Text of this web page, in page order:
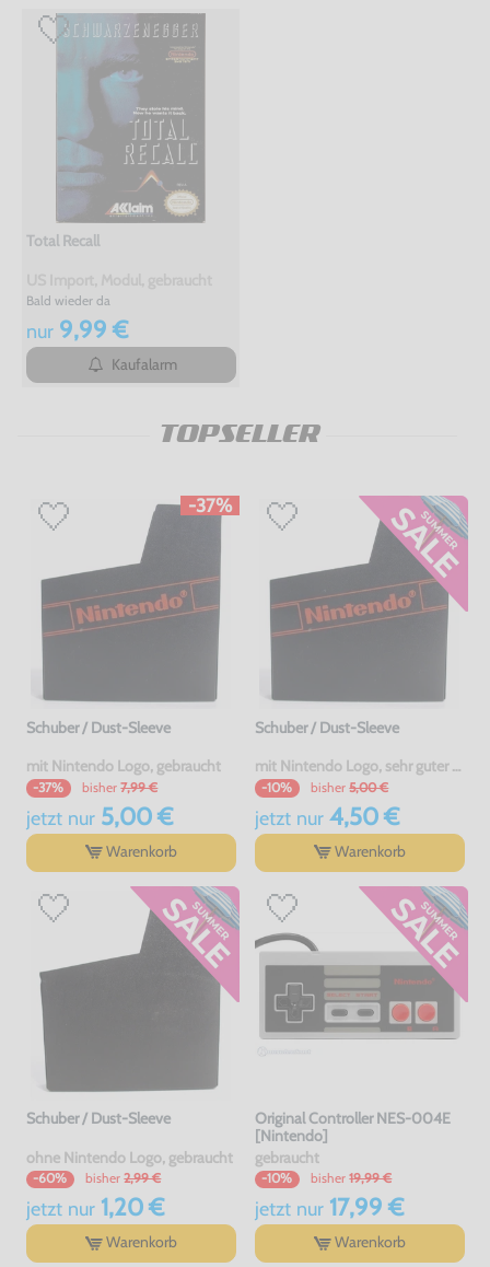
Total Recall
Bald wieder da
nur9,99 €
Kaufalarm
TOPSELLER
-37%
Schuber / Dust-Sleeve
mit Nintendo Logo, gebraucht
-37% bisher 7,99 €
jetzt nur5,00 €
Warenkorb
Schuber / Dust-Sleeve
mit Nintendo Logo, sehr guter Zustand, gebraucht
-10% bisher 5,00 €
jetzt nur4,50 €
Warenkorb
Schuber / Dust-Sleeve
ohne Nintendo Logo, gebraucht
-60% bisher 2,99 €
jetzt nur1,20 €
Warenkorb
Original Controller NES-004E
[Nintendo]
gebraucht
-10% bisher 19,99 €
jetzt nur17,99 €
Warenkorb